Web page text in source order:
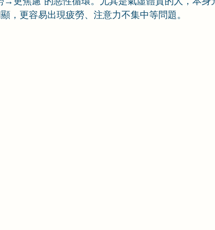
，更容易出現疲勞、注意力不集中等問題。